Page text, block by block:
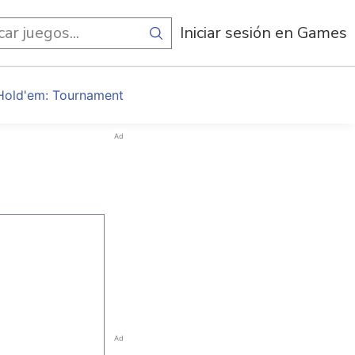
Iniciar sesión en Games
Tournament
Ad
Ad